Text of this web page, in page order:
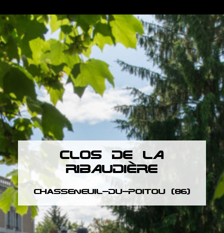
CLOS DE LA
RIBAUDIÈRE
Chasseneuil-du-poitou (86)